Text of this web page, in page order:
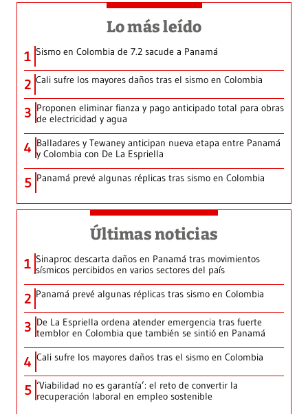
Lo más leído
1 Sismo en Colombia de 7.2 sacude a Panamá
2 Cali sufre los mayores daños tras el sismo en Colombia
3 Proponen eliminar fianza y pago anticipado total para obras
de electricidad y agua
4 Balladares y Tewaney anticipan nueva etapa entre Panamá
y Colombia con De La Espriella
5 Panamá prevé algunas réplicas tras sismo en Colombia
Últimas noticias
1 Sinaproc descarta daños en Panamá tras movimientos
sísmicos percibidos en varios sectores del país
2 Panamá prevé algunas réplicas tras sismo en Colombia
3 De La Espriella ordena atender emergencia tras fuerte
temblor en Colombia que también se sintió en Panamá
4 Cali sufre los mayores daños tras el sismo en Colombia
5 ‘Viabilidad no es garantía’: el reto de convertir la
recuperación laboral en empleo sostenible